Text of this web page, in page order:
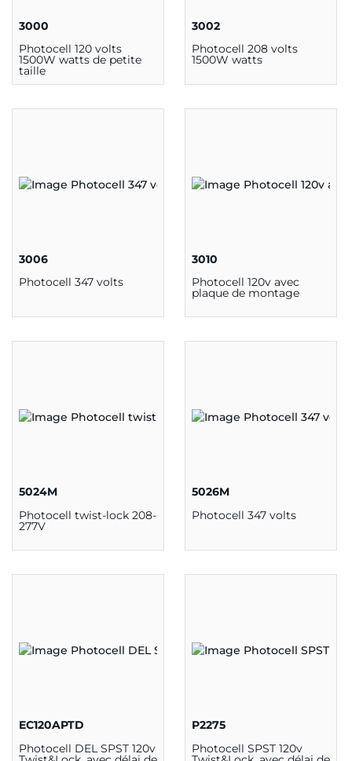
3000
Photocell 120 volts
1500W watts de petite
taille
3002
Photocell 208 volts
1500W watts
3006
Photocell 347 volts
3010
Photocell 120v avec
plaque de montage
5024M
Photocell twist-lock 208-
277V
5026M
Photocell 347 volts
EC120APTD
Photocell DEL SPST 120v
P2275
Photocell SPST 120v